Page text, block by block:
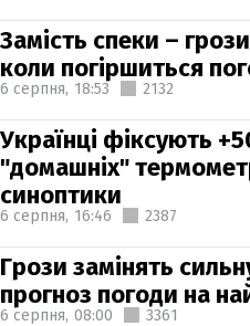
Замість спеки –
коли погіршиться
6 серпня, 18:53 2132
Українці фіксують
"домашніх"
синоптики
6 серпня, 16:46 2387
Грози замінять
прогноз погоди на
6 серпня, 08:00 3361